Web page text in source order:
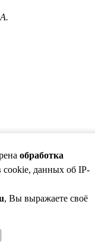
обработка
cookie, данных об IP-
, Вы выражаете своё